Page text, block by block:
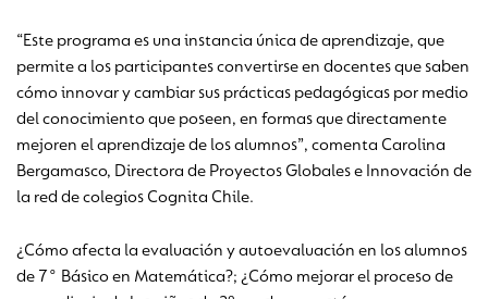
“Este programa es una instancia única de aprendizaje, que
permite a los participantes convertirse en docentes que saben
cómo innovar y cambiar sus prácticas pedagógicas por medio
del conocimiento que poseen, en formas que directamente
mejoren el aprendizaje de los alumnos”, comenta Carolina
Bergamasco, Directora de Proyectos Globales e Innovación de
la red de colegios Cognita Chile.
¿Cómo afecta la evaluación y autoevaluación en los alumnos
de 7° Básico en Matemática?; ¿Cómo mejorar el proceso de